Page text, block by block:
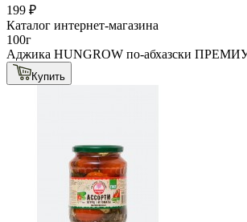
199 ₽
Каталог интернет-магазина
100г
Аджика HUNGROW по-абхазски
Купить